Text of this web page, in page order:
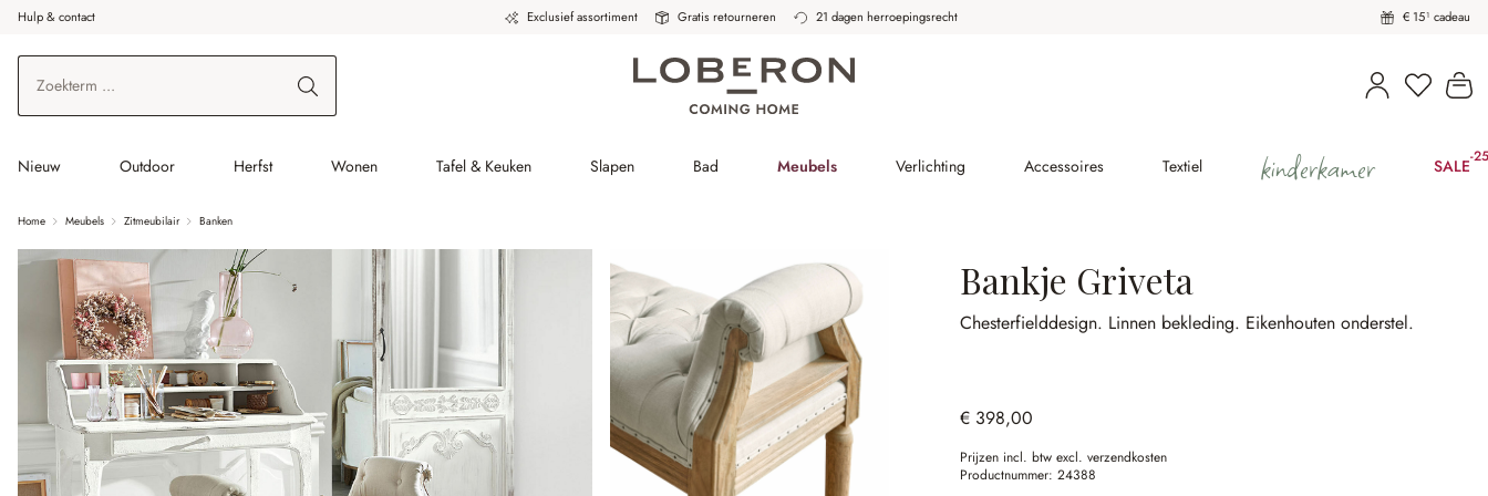
de hoofdinhoud
Ga naar zoeken
Ga naar de hoofdnavigatie
Hulp & contact Exclusief assortiment Gratis retourneren 21 dagen herroepingsrecht € 15¹ cadeau
U heeft
Nieuw Outdoor Herfst Wonen Tafel & Keuken Slapen Bad Meubels Verlichting Accessoires Textiel kinderkamer SALE-
Home Meubels Zitmeubilair Banken
Bankje Griveta
Chesterfielddesign. Linnen bekleding. Eikenhouten onderstel.
€ 398,00
Prijzen incl. btw excl. verzendkosten
Productnummer:24388